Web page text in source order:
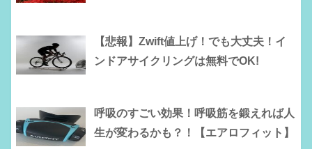
【悲報】Zwift値上げ！でも大丈夫！イ
ンドアサイクリングは無料でOK!
呼吸のすごい効果！呼吸筋を鍛えれば人
生が変わるかも？！【エアロフィット】